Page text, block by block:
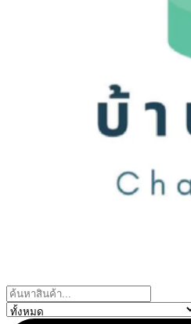
Search
...